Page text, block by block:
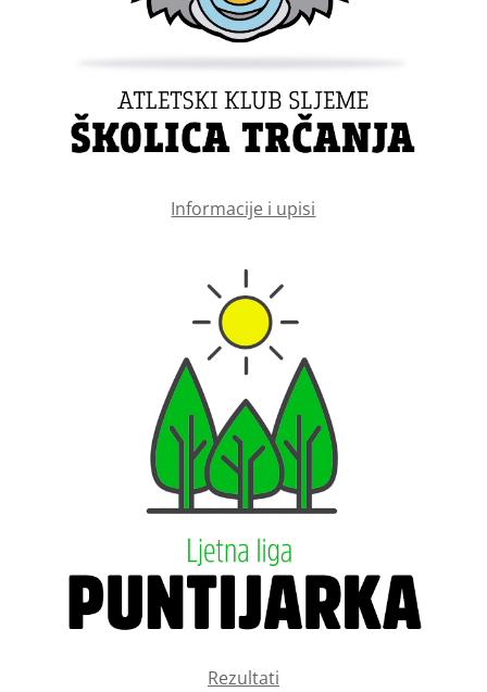
Informacije i upisi
Rezultati